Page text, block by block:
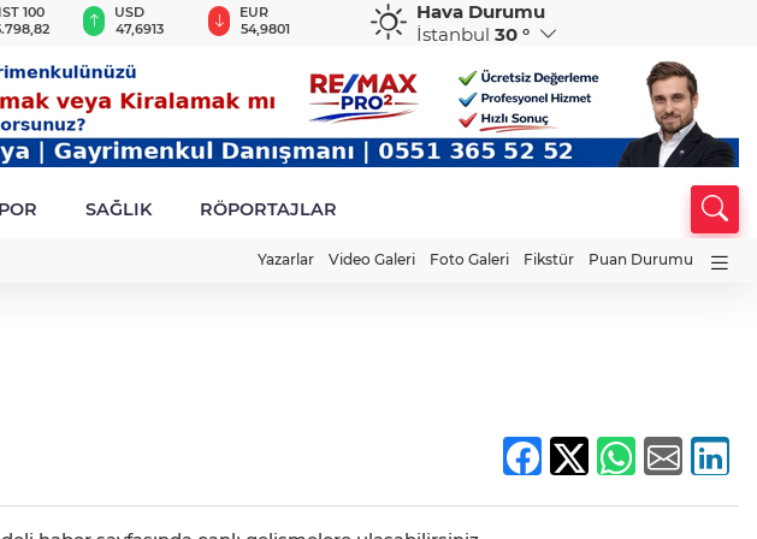
100
USD
47,6913
EUR
54,9801
GBP
64,1897
CHF
58,6679
Hava Durumu
İstanbul 30 °
SAĞLIK RÖPORTAJLAR
Yazarlar Video Galeri Foto Galeri Fikstür Puan Durumu